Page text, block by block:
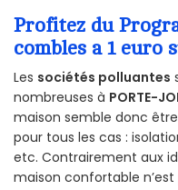
Profitez du
combles a 1 euro
Les sociétés polluantes
nombreuses à PORTE-
maison semble donc
pour tous les cas :
etc. Contrairement aux
maison confortable